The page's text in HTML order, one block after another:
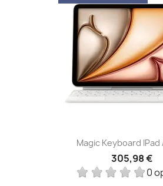
Magic Keyboard IPad
305,98 €
0